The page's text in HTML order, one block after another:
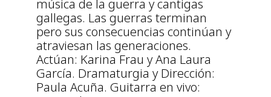
música de la guerra y cantigas
gallegas. Las guerras terminan
pero sus consecuencias continúan y
atraviesan las generaciones.
Actúan: Karina Frau y Ana Laura
García. Dramaturgia y Dirección:
Paula Acuña. Guitarra en vivo: